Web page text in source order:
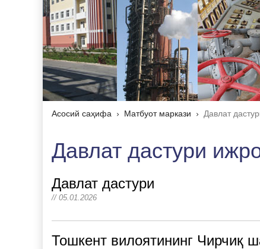
Асосий саҳифа Матбуот маркази Давлат
Давлат дастури
Давлат дастури
// 05.01.2026
Тошкент вилоятининг Чирчиқ